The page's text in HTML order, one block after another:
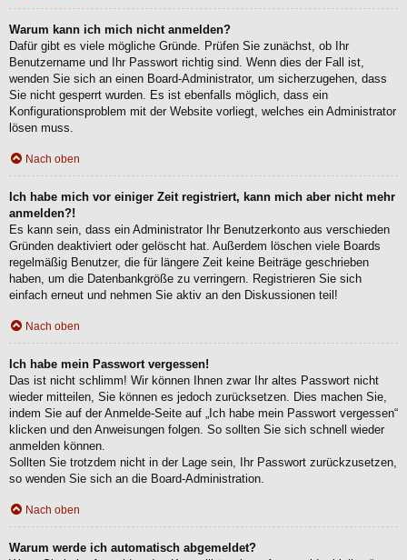
Warum kann ich mich nicht anmelden?
Dafür gibt es viele mögliche Gründe. Prüfen Sie zunächst, ob Ihr
Benutzername und Ihr Passwort richtig sind. Wenn dies der Fall ist,
wenden Sie sich an einen Board-Administrator, um sicherzugehen, dass
Sie nicht gesperrt wurden. Es ist ebenfalls möglich, dass ein
Konfigurationsproblem mit der Website vorliegt, welches ein Administrator
lösen muss.
Nach oben
Ich habe mich vor einiger Zeit registriert, kann mich aber nicht mehr
anmelden?!
Es kann sein, dass ein Administrator Ihr Benutzerkonto aus verschieden
Gründen deaktiviert oder gelöscht hat. Außerdem löschen viele Boards
regelmäßig Benutzer, die für längere Zeit keine Beiträge geschrieben
haben, um die Datenbankgröße zu verringern. Registrieren Sie sich
einfach erneut und nehmen Sie aktiv an den Diskussionen teil!
Nach oben
Ich habe mein Passwort vergessen!
Das ist nicht schlimm! Wir können Ihnen zwar Ihr altes Passwort nicht
wieder mitteilen, Sie können es jedoch zurücksetzen. Dies machen Sie,
indem Sie auf der Anmelde-Seite auf „Ich habe mein Passwort vergessen“
klicken und den Anweisungen folgen. So sollten Sie sich schnell wieder
anmelden können.
Sollten Sie trotzdem nicht in der Lage sein, Ihr Passwort zurückzusetzen,
so wenden Sie sich an die Board-Administration.
Nach oben
Warum werde ich automatisch abgemeldet?